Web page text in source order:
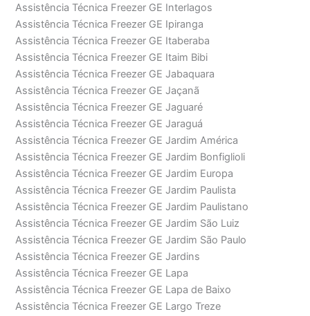
Assistência Técnica Freezer GE Interlagos
Assistência Técnica Freezer GE Ipiranga
Assistência Técnica Freezer GE Itaberaba
Assistência Técnica Freezer GE Itaim Bibi
Assistência Técnica Freezer GE Jabaquara
Assistência Técnica Freezer GE Jaçanã
Assistência Técnica Freezer GE Jaguaré
Assistência Técnica Freezer GE Jaraguá
Assistência Técnica Freezer GE Jardim América
Assistência Técnica Freezer GE Jardim Bonfiglioli
Assistência Técnica Freezer GE Jardim Europa
Assistência Técnica Freezer GE Jardim Paulista
Assistência Técnica Freezer GE Jardim Paulistano
Assistência Técnica Freezer GE Jardim São Luiz
Assistência Técnica Freezer GE Jardim São Paulo
Assistência Técnica Freezer GE Jardins
Assistência Técnica Freezer GE Lapa
Assistência Técnica Freezer GE Lapa de Baixo
Assistência Técnica Freezer GE Largo Treze